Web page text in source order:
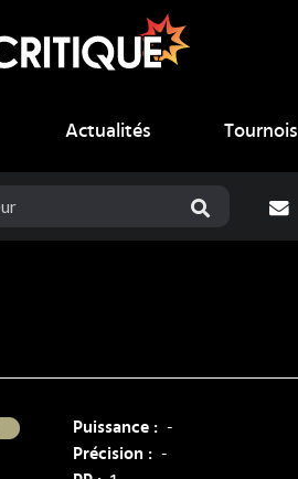
Actualités Tournois
Roche Puissance : -
Précision : -